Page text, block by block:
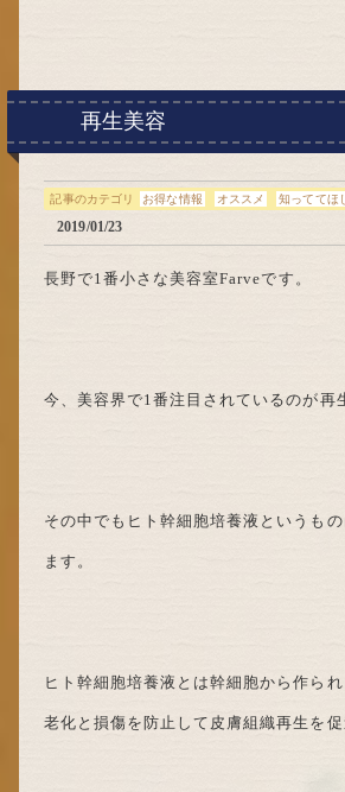
再生美容
記事のカテゴリ お得な情報 オススメ 知っててほ
2019/01/23
長野で1番小さな美容室Farveです。
今、美容界で1番注目されているのが再
その中でもヒト幹細胞培養液というも
ます。
ヒト幹細胞培養液とは幹細胞から作ら
老化と損傷を防止して皮膚組織再生を促